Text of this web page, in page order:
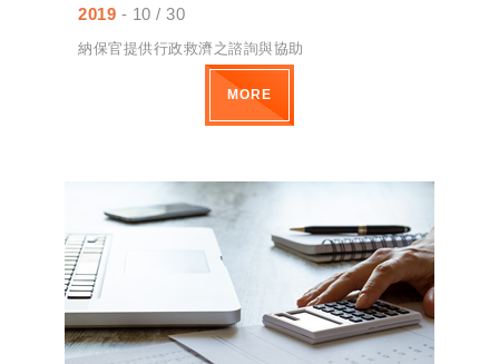
2019 - 10 / 30
納保官提供行政救濟之諮詢與協助
MORE